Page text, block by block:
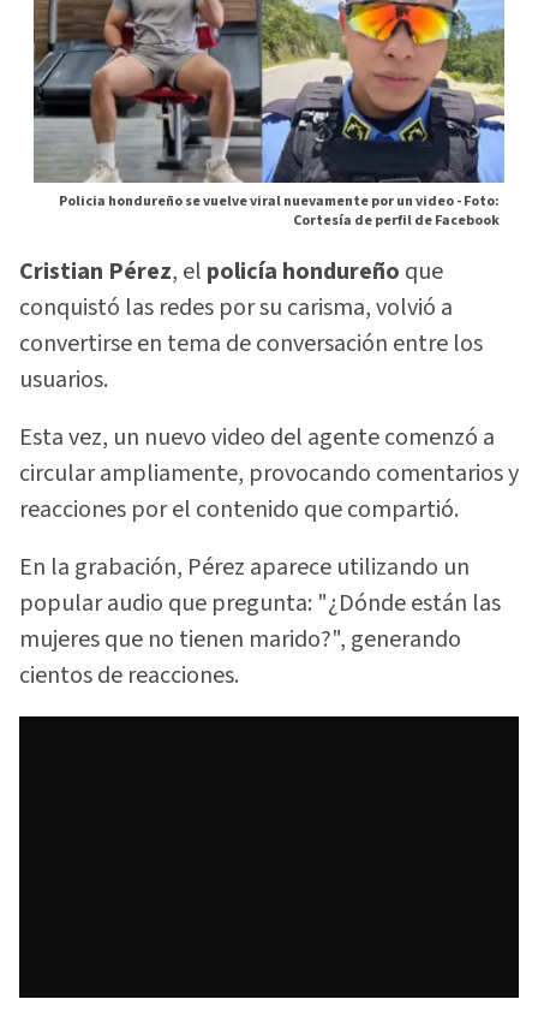
Policia hondureño se vuelve viral nuevamente por un video -Foto:
Cortesía de perfil de Facebook
Cristian Pérez, el policía hondureño que
conquistó las redes por su carisma, volvió a
convertirse en tema de conversación entre los
usuarios.
Esta vez, un nuevo video del agente comenzó a
circular ampliamente, provocando comentarios y
reacciones por el contenido que compartió.
En la grabación, Pérez aparece utilizando un
popular audio que pregunta: "¿Dónde están las
mujeres que no tienen marido?", generando
cientos de reacciones.